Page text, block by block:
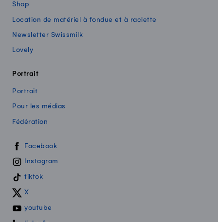
Shop
Location de matériel à fondue et à raclette
Newsletter Swissmilk
Lovely
Portrait
Portrait
Pour les médias
Fédération
Swissmilk sur les réseaux sociaux
Facebook
Instagram
tiktok
X
youtube